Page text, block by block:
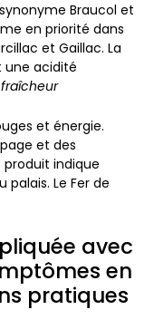
Braucol et
en priorité dans
et Gaillac. La
une acidité
et énergie.
et des
produit indique
palais. Le Fer de
avec
en
pratiques